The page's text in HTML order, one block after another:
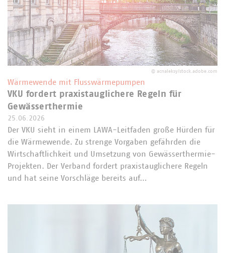
© acnaleksy/stock.adobe.com
Wärmewende mit Flusswärmepumpen
VKU fordert praxistauglichere Regeln für
Gewässerthermie
25.06.2026
Der VKU sieht in einem LAWA-Leitfaden große Hürden für
die Wärmewende. Zu strenge Vorgaben gefährden die
Wirtschaftlichkeit und Umsetzung von Gewässerthermie-
Projekten. Der Verband fordert praxistauglichere Regeln
und hat seine Vorschläge bereits auf…